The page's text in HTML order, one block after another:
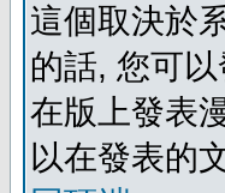
這個取決於
的話, 您可
在版上發表
以在發表的